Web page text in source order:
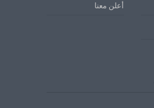
أعلن معنا